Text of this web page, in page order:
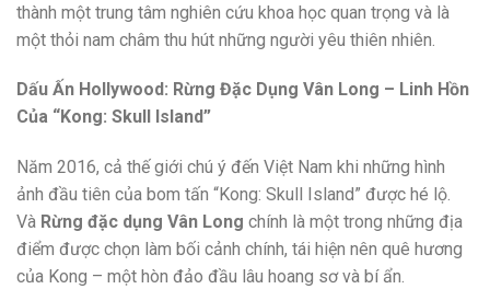
thành một trung tâm nghiên cứu khoa học quan trọng và là
một thỏi nam châm thu hút những người yêu thiên nhiên.
Dấu Ấn Hollywood: Rừng Đặc Dụng Vân Long – Linh Hồn
Của “Kong: Skull Island”
Năm 2016, cả thế giới chú ý đến Việt Nam khi những hình
ảnh đầu tiên của bom tấn “Kong: Skull Island” được hé lộ.
Và Rừng đặc dụng Vân Long chính là một trong những địa
điểm được chọn làm bối cảnh chính, tái hiện nên quê hương
của Kong – một hòn đảo đầu lâu hoang sơ và bí ẩn.